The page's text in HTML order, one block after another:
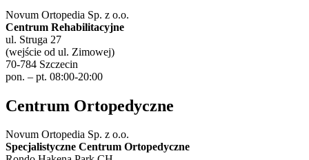
Novum Ortopedia Sp. z o.o.
Centrum Rehabilitacyjne
ul. Struga 27
(wejście od ul. Zimowej)
70-784 Szczecin
pon. – pt. 08:00-20:00
Centrum Ortopedyczne
Novum Ortopedia Sp. z o.o.
Specjalistyczne Centrum Ortopedyczne